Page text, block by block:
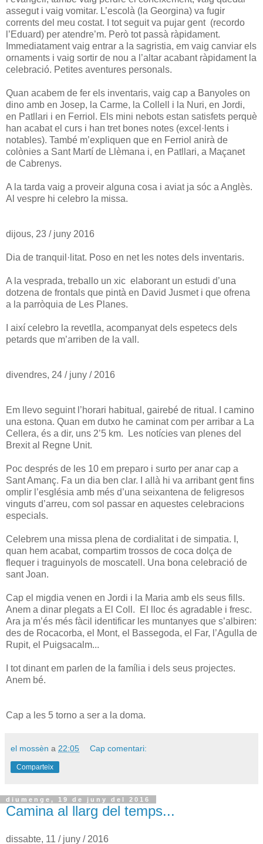
assegut i vaig vomitar. L’escolà (la Georgina) va fugir
corrents del meu costat. I tot seguit va pujar gent (recordo
l’Eduard) per atendre’m. Però tot passà ràpidament.
Immediatament vaig entrar a la sagristia, em vaig canviar els
ornaments i vaig sortir de nou a l’altar acabant ràpidament la
celebració. Petites aventures personals.
Quan acabem de fer els inventaris, vaig cap a Banyoles on
dino amb en Josep, la Carme, la Collell i la Nuri, en Jordi,
en Patllari i en Ferriol. Els mini nebots estan satisfets perquè
han acabat el curs i han tret bones notes (excel·lents i
notables). També m’expliquen que en Ferriol anirà de
colònies a Sant Martí de Llèmana i, en Patllari, a Maçanet
de Cabrenys.
A la tarda vaig a proveir alguna cosa i aviat ja sóc a Anglès.
Al vespre hi celebro la missa.
dijous, 23 / juny 2016
Dia de tranquil·litat. Poso en net les notes dels inventaris.
A la vesprada, treballo un xic elaborant un estudi d’una
dotzena de frontals que pintà en David Jusmet i que ofrena
a la parròquia de Les Planes.
I així celebro la revetlla, acompanyat dels espetecs dels
petards que m’arriben de la vall.
divendres, 24 / juny / 2016
Em llevo seguint l’horari habitual, gairebé de ritual. I camino
una estona. Quan em dutxo he caminat com per arribar a La
Cellera, és a dir, uns 2’5 km. Les notícies van plenes del
Brexit al Regne Unit.
Poc després de les 10 em preparo i surto per anar cap a
Sant Amanç. Fa un dia ben clar. I allà hi va arribant gent fins
omplir l’església amb més d’una seixantena de feligresos
vinguts d’arreu, com sol passar en aquestes celebracions
especials.
Celebrem una missa plena de cordialitat i de simpatia. I,
quan hem acabat, compartim trossos de coca dolça de
flequer i traguinyols de moscatell. Una bona celebració de
sant Joan.
Cap el migdia venen en Jordi i la Maria amb els seus fills.
Anem a dinar plegats a El Coll. El lloc és agradable i fresc.
Ara ja m’és més fàcil identificar les muntanyes que s’albiren:
des de Rocacorba, el Mont, el Bassegoda, el Far, l’Agulla de
Rupit, el Puigsacalm...
I tot dinant em parlen de la família i dels seus projectes.
Anem bé.
Cap a les 5 torno a ser a la doma.
el mossèn a 22:05 Cap comentari:
Comparteix
diumenge, 19 de juny del 2016
Camina al llarg del temps...
dissabte, 11 / juny / 2016